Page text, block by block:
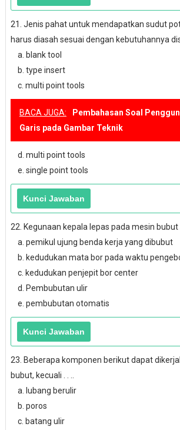
21. Jenis pahat untuk mendapatkan sudut
harus diasah sesuai dengan kebutuhannya
a. blank tool
b. type insert
c. multi point tools
BACA JUGA:
Pembahasan Soal
Garis pada Gambar Teknik
d. multi point tools
e. single point tools
22. Kegunaan kepala lepas pada mesin
a. pemikul ujung benda kerja yang dibubut
b. kedudukan mata bor pada waktu
c. kedudukan penjepit bor center
d. Pembubutan ulir
e. pembubutan otomatis
23. Beberapa komponen berikut dapat
bubut, kecuali . . ..
a. lubang berulir
b. poros
c. batang ulir